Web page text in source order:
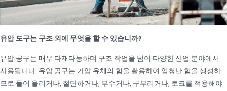
유압 도구는 구조 외에 무엇을 할 수 있습니까?
유압 공구는 매우 다재다능하며 구조 작업을 넘어 다양한 산업 분야에서
사용됩니다. 유압 공구는 가압 유체의 힘을 활용하여 엄청난 힘을 생성하
므로 들어 올리거나, 절단하거나, 부수거나, 구부리거나, 토크를 적용해야